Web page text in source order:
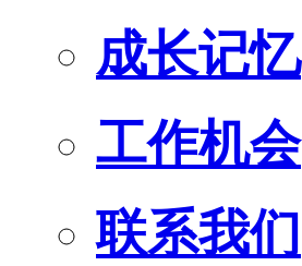
成长记忆
工作机会
联系我们